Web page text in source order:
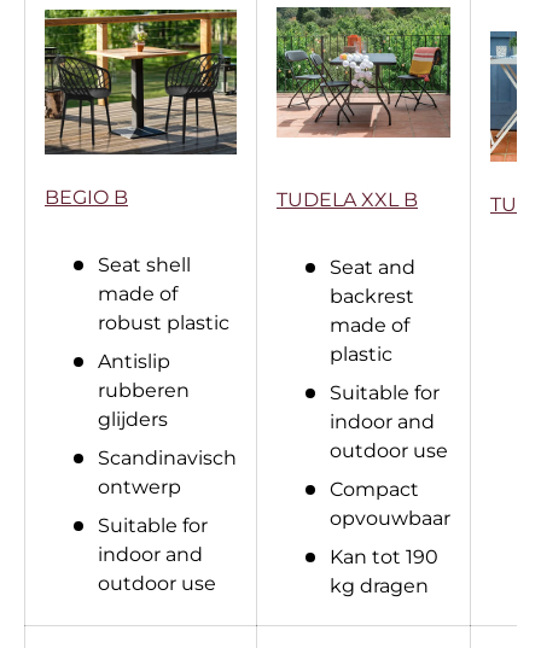
BEGIO B
Seat shell
made of
robust plastic
Antislip
rubberen
glijders
Scandinavisch
ontwerp
Suitable for
indoor and
outdoor use
TUDELA XXL B
Seat and
backrest
made of
plastic
Suitable for
indoor and
outdoor use
Compact
opvouwbaar
Kan tot 190
kg dragen